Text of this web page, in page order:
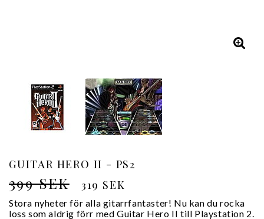
GUITAR HERO II - PS2
399 SEK 319 SEK
Stora nyheter för alla gitarrfantaster! Nu kan du rocka
loss som aldrig förr med Guitar Hero II till Playstation 2.